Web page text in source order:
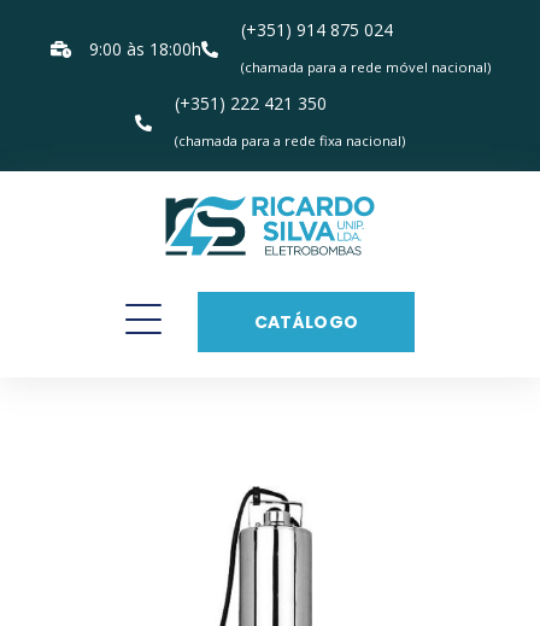
9:00 às 18:00h
(+351) 914 875 024
(chamada para a rede móvel nacional)
(+351) 222 421 350
(chamada para a rede fixa nacional)
CATÁLOGO